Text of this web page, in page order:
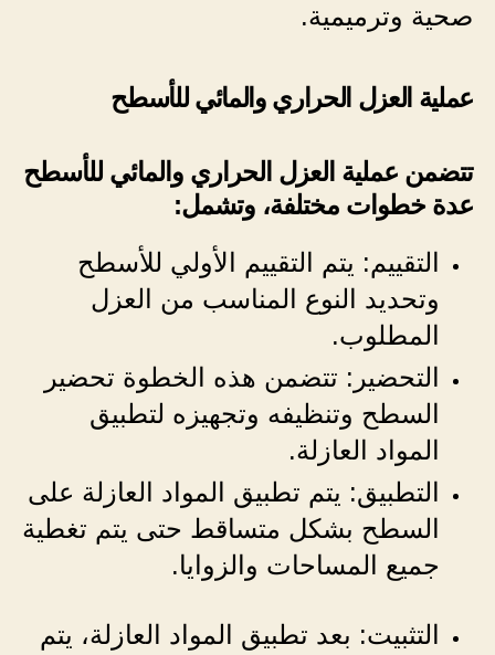
صحية وترميمية.
عملية العزل الحراري والمائي للأسطح
تتضمن عملية العزل الحراري والمائي للأسطح
عدة خطوات مختلفة، وتشمل:
التقييم: يتم التقييم الأولي للأسطح
وتحديد النوع المناسب من العزل
المطلوب.
التحضير: تتضمن هذه الخطوة تحضير
السطح وتنظيفه وتجهيزه لتطبيق
المواد العازلة.
التطبيق: يتم تطبيق المواد العازلة على
السطح بشكل متساقط حتى يتم تغطية
جميع المساحات والزوايا.
التثبيت: بعد تطبيق المواد العازلة، يتم